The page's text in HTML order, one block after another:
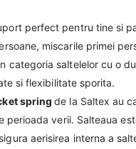
perfect pentru tine si
miscarile primei
categoria saltelelor cu o
si flexibilitate sporita.
springde la Saltex au
perioada verii. Salteaua
aerisirea interna a